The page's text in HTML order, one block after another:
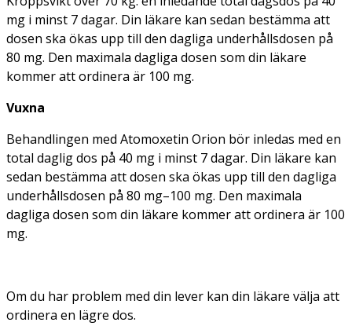
mg i minst 7 dagar. Din läkare kan sedan bestämma att
dosen ska ökas upp till den dagliga underhållsdosen på
80 mg. Den maximala dagliga dosen som din läkare
kommer att ordinera är 100 mg.
Vuxna
Behandlingen med Atomoxetin Orion bör inledas med en
total daglig dos på 40 mg i minst 7 dagar. Din läkare kan
sedan bestämma att dosen ska ökas upp till den dagliga
underhållsdosen på 80 mg–100 mg. Den maximala
dagliga dosen som din läkare kommer att ordinera är 100
mg.
Om du har problem med din lever kan din läkare välja att
ordinera en lägre dos.